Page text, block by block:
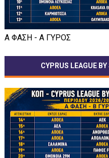
Α ΦΑΣΗ - Α ΓΥΡΟΣ
CYPRUS LEAGUE